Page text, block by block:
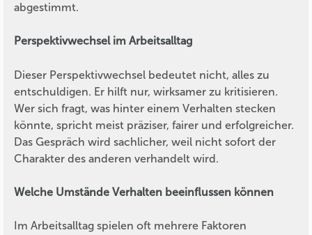
abgestimmt.
Perspektivwechsel im Arbeitsalltag
Dieser Perspektivwechsel bedeutet nicht, alles zu
entschuldigen. Er hilft nur, wirksamer zu kritisieren.
Wer sich fragt, was hinter einem Verhalten stecken
könnte, spricht meist präziser, fairer und erfolgreicher.
Das Gespräch wird sachlicher, weil nicht sofort der
Charakter des anderen verhandelt wird.
Welche Umstände Verhalten beeinflussen können
Im Arbeitsalltag spielen oft mehrere Faktoren